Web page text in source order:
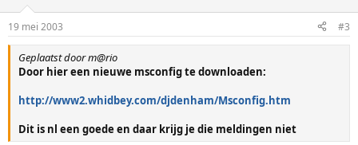
19 mei 2003 #3
Geplaatst door m@rio
Door hier een nieuwe msconfig te downloaden:
http://www2.whidbey.com/djdenham/Msconfig.htm
Dit is nl een goede en daar krijg je die meldingen niet